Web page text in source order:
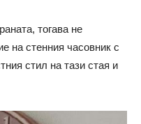
тогава не
на стенния часовник с
стил на тази стая и